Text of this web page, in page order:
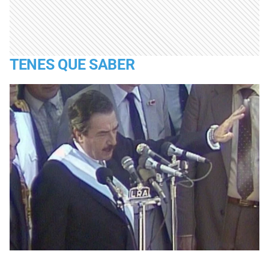
TENES QUE SABER